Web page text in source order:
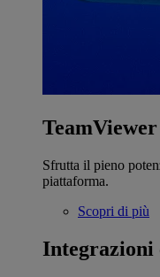
Sfrutta il pieno
piattaforma.
Scopri di più
Integrazioni